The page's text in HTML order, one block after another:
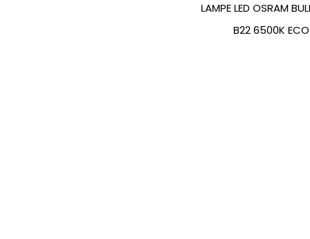
LAMPE LED OSRAM
B22 6500K ECO